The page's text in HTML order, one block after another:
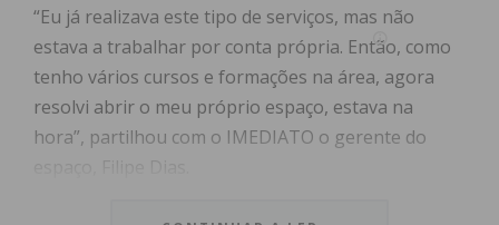
“Eu já realizava este tipo de serviços, mas não
estava a trabalhar por conta própria. Então, como
tenho vários cursos e formações na área, agora
resolvi abrir o meu próprio espaço, estava na
hora”, partilhou com o IMEDIATO o gerente do